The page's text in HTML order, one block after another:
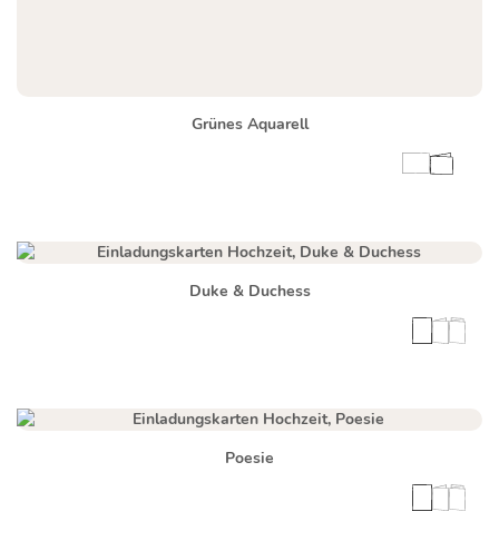
Grünes Aquarell
Duke & Duchess
Poesie